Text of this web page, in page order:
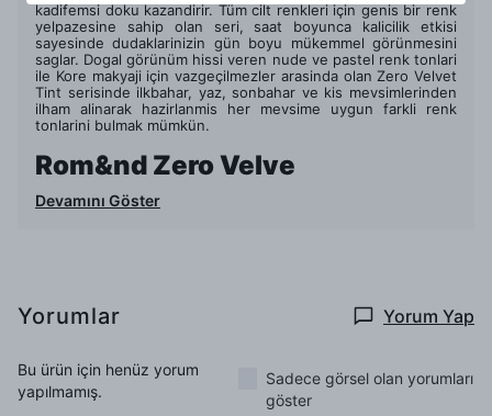
kadifemsi doku kazandirir. Tüm cilt renkleri için genis bir renk
yelpazesine sahip olan seri, saat boyunca kalicilik etkisi
sayesinde dudaklarinizin gün boyu mükemmel görünmesini
saglar. Dogal görünüm hissi veren nude ve pastel renk tonlari
ile Kore makyaji için vazgeçilmezler arasinda olan Zero Velvet
Tint serisinde ilkbahar, yaz, sonbahar ve kis mevsimlerinden
ilham alinarak hazirlanmis her mevsime uygun farkli renk
tonlarini bulmak mümkün.
Rom&nd Zero Velve
Devamını Göster
Yorumlar Yorum Yap
Bu ürün için henüz yorum
yapılmamış.
Sadece görsel olan yorumları
göster